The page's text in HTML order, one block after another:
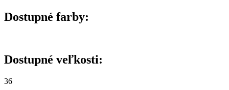
Dostupné farby:
Dostupné veľkosti:
36